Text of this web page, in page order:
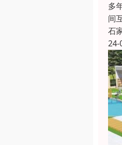
多
间
石
24-